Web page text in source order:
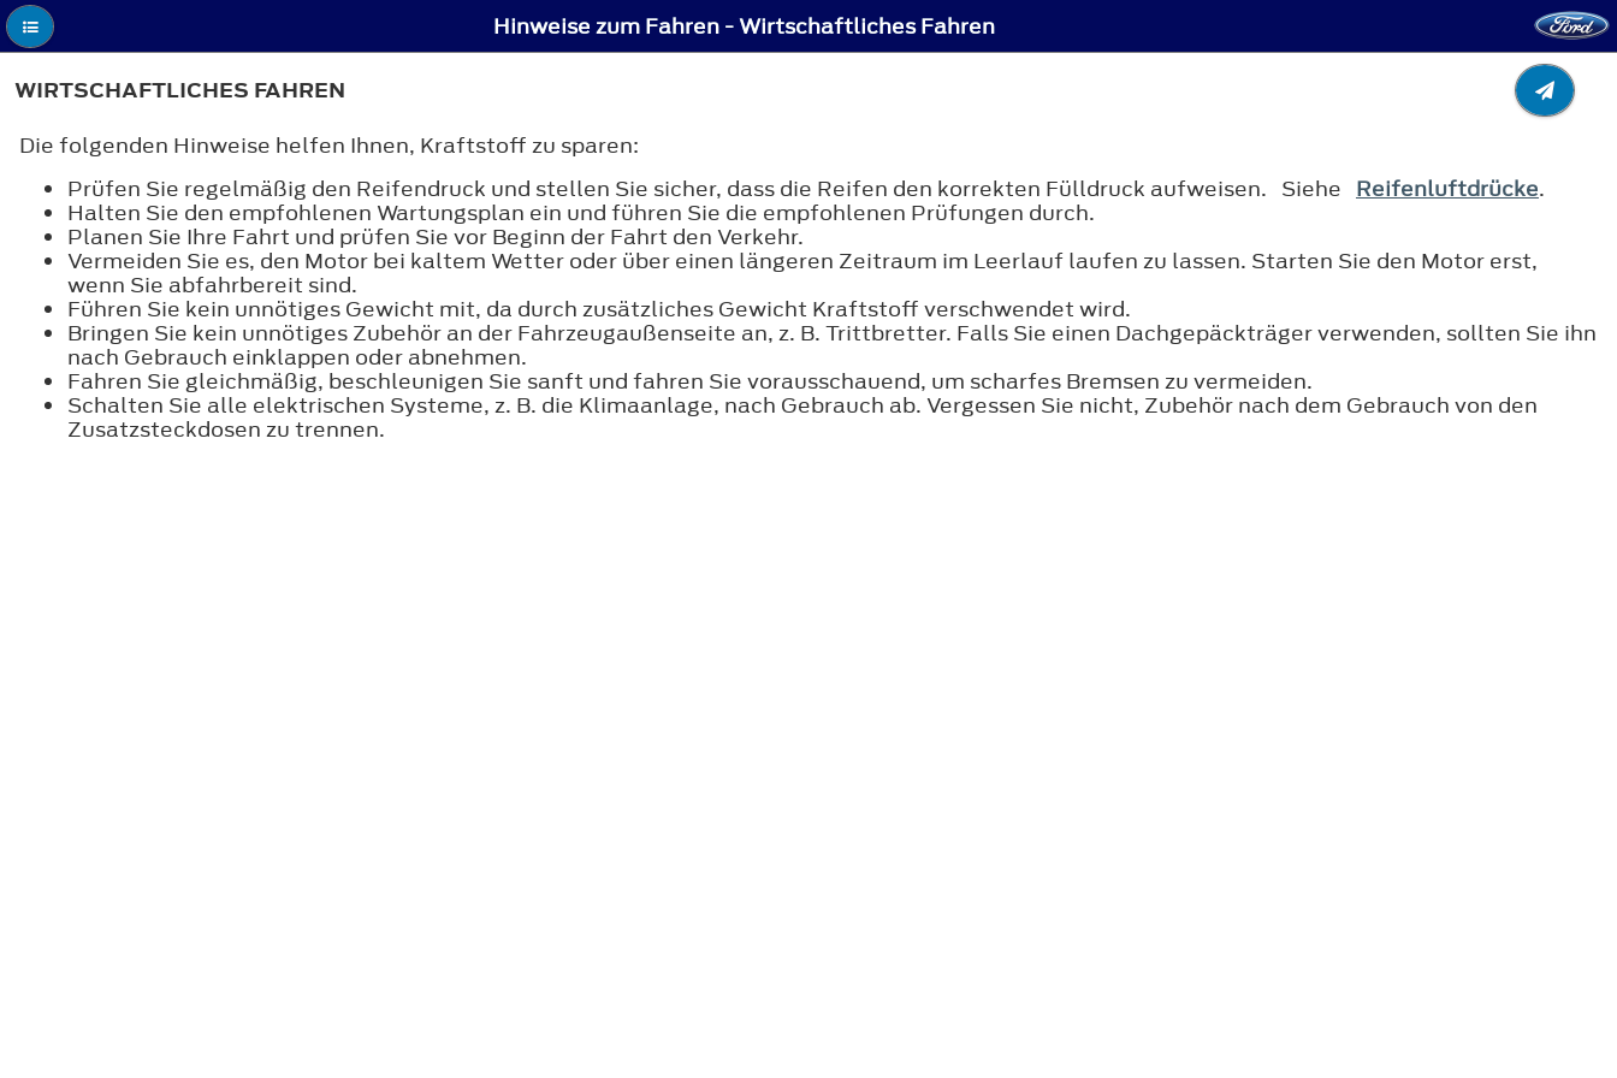
Hinweise zum Fahren - Wirtschaftliches Fahren
WIRTSCHAFTLICHES FAHREN
Die folgenden Hinweise helfen Ihnen, Kraftstoff zu sparen:
Prüfen Sie regelmäßig den Reifendruck und stellen Sie sicher, dass die Reifen den korrekten Fülldruck aufweisen. Siehe Reifenluftdrücke.
Halten Sie den empfohlenen Wartungsplan ein und führen Sie die empfohlenen Prüfungen durch.
Planen Sie Ihre Fahrt und prüfen Sie vor Beginn der Fahrt den Verkehr.
Vermeiden Sie es, den Motor bei kaltem Wetter oder über einen längeren Zeitraum im Leerlauf laufen zu lassen. Starten Sie den Motor erst,
wenn Sie abfahrbereit sind.
Führen Sie kein unnötiges Gewicht mit, da durch zusätzliches Gewicht Kraftstoff verschwendet wird.
Bringen Sie kein unnötiges Zubehör an der Fahrzeugaußenseite an, z. B. Trittbretter. Falls Sie einen Dachgepäckträger verwenden, sollten Sie ihn
nach Gebrauch einklappen oder abnehmen.
Fahren Sie gleichmäßig, beschleunigen Sie sanft und fahren Sie vorausschauend, um scharfes Bremsen zu vermeiden.
Schalten Sie alle elektrischen Systeme, z. B. die Klimaanlage, nach Gebrauch ab. Vergessen Sie nicht, Zubehör nach dem Gebrauch von den
Zusatzsteckdosen zu trennen.